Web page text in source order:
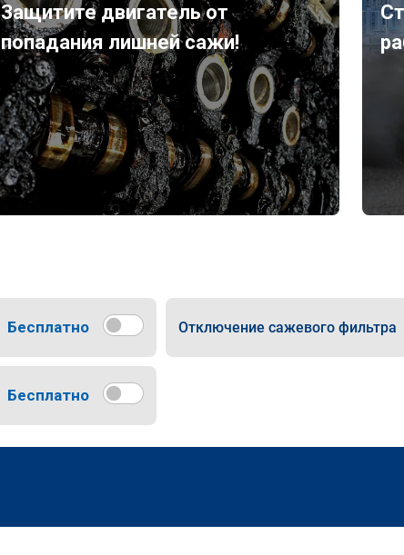
Защитите двигатель от
попадания лишней сажи!
Бесплатно Отключение сажевого фильтра
Бесплатно